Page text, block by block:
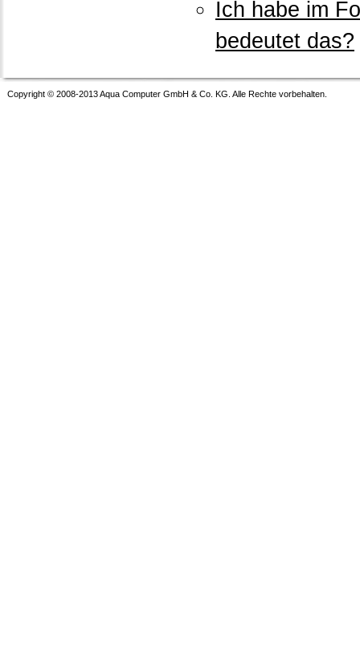
Ich habe im
bedeutet das?
Copyright © 2008-2013 Aqua Computer GmbH & Co. KG. Alle Rechte vorbehalten.